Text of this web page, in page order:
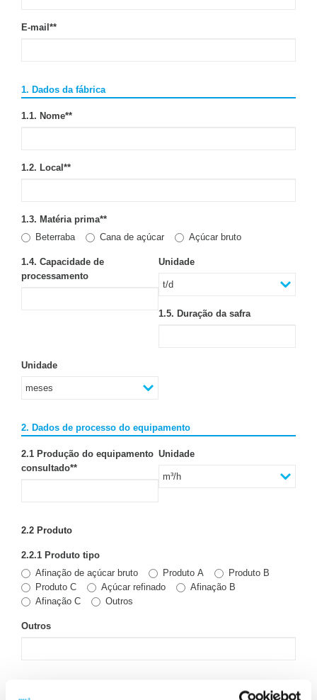
E-mail**
1. Dados da fábrica
1.1. Nome**
1.2. Local**
1.3. Matéria prima**
Beterraba
Cana de açúcar Açúcar bruto
1.4. Capacidade de
processamento
Unidade
1.5. Duração da safra
Unidade
2. Dados de processo do equipamento
2.1 Produção do equipamento
consultado**
Unidade
2.2 Produto
2.2.1 Produto tipo
Afinação de açúcar bruto
Produto A
Produto B
Produto C
Açúcar refinado
Afinação B
Afinação C
Outros
Outros